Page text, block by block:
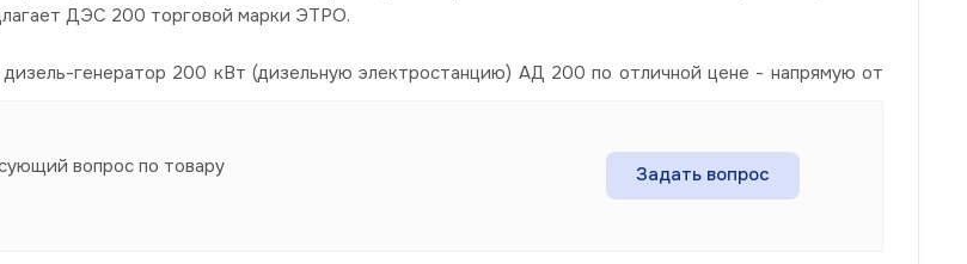
ДЭС 200 торговой марки ЭТРО.
дизель-генератор 200 кВт (дизельную электростанцию) АД 200 по отличной цене - напрямую от
вопрос по товару Задать вопрос